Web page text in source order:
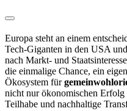
Europa steht an einem
Tech-Giganten in den USA
nach Markt- und
die einmalige Chance, ein
Ökosystem für
nicht nur ökonomischen
Teilhabe und nachhaltige